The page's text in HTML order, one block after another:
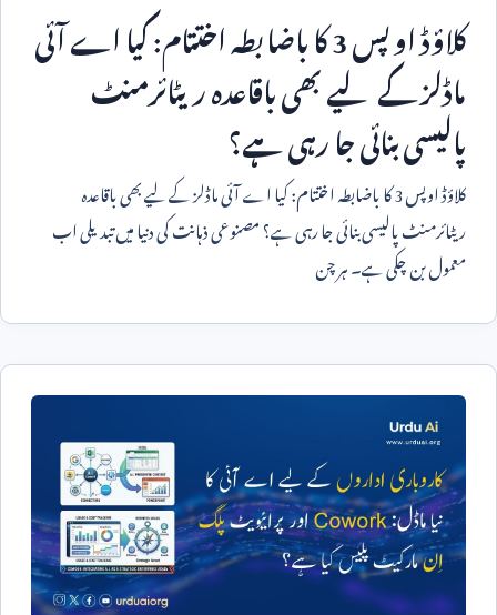
کلاؤڈ اوپس3کا باضابطہ اختتام: کیا اے آئی
ماڈلز کے لیے بھی باقاعدہ ریٹائرمنٹ
پالیسی بنائی جا رہی ہے؟
کلاؤڈ اوپس3کا باضابطہ اختتام: کیا اے آئی ماڈلز کے لیے بھی باقاعدہ
ریٹائرمنٹ پالیسی بنائی جا رہی ہے؟ مصنوعی ذہانت کی دنیا میں تبدیلی اب
معمول بن چکی ہے۔ ہر چن